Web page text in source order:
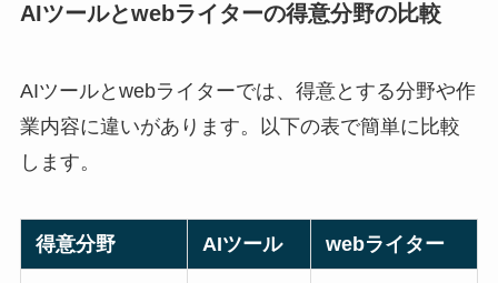
AIツールとwebライターの得意分野の比較
AIツールとwebライターでは、得意とする分野や作
業内容に違いがあります。以下の表で簡単に比較
します。
得意分野 AIツール webライター